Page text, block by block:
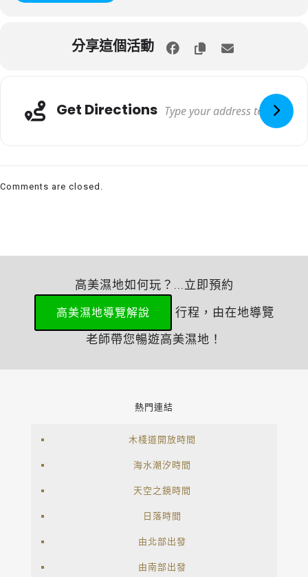
分享這個活動
Get Directions
Comments are closed.
高美濕地如何玩？...立即預約
高美濕地導覽解說
行程，由在地導覽
老師帶您暢遊高美濕地！
熱門連結
木棧道開放時間
海水潮汐時間
天空之鏡時間
日落時間
由北部出發
由南部出發